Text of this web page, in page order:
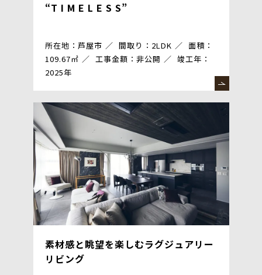
“T I M E L E S S”
所在地：芦屋市 間取り：2LDK
面積：
109.67㎡
工事金額：非公開
竣工年：
2025年
素材感と眺望を楽しむラグジュアリー
リビング